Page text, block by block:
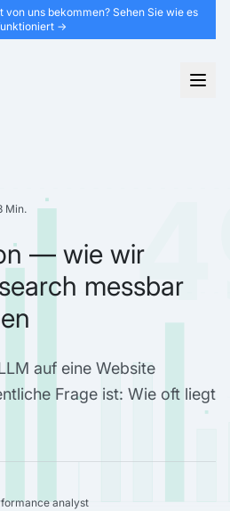
von uns bekommen? Sehen Sie wie es
→
Min.
— wie wir
messbar
auf eine Website
Frage ist: Wie oft liegt
analyst